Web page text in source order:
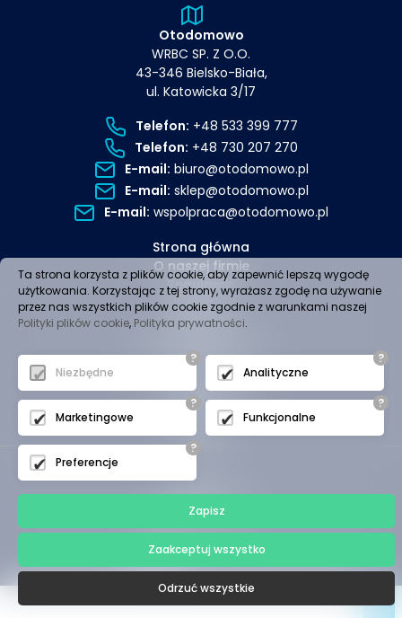
Otodomowo
WRBC SP. Z O.O.
43-346 Bielsko-Biała,
ul. Katowicka 3/17
Telefon: +48 533 399 777
Telefon: +48 730 207 270
E-mail: biuro@otodomowo.pl
E-mail: sklep@otodomowo.pl
E-mail: wspolpraca@otodomowo.pl
Strona główna
O naszej firmie
Regulamin
Dostawa
Płatności
Kontakt
Oferta produktów
Logowanie
Rejestracja
Koszyk
(c)2024 -
- - - - - - - - -
Projekt i wykonanie:
Ta strona korzysta z plików cookie, aby zapewnić lepszą wygodę
użytkowania. Korzystając z tej strony, wyrażasz zgodę na używanie
przez nas wszystkich plików cookie zgodnie z warunkami naszej
Polityki plików cookie, Polityka prywatności.
?
Niezbędne
?
Analityczne
?
Marketingowe
?
Funkcjonalne
?
Preferencje
Zapisz
Zaakceptuj wszystko
Odrzuć wszystkie